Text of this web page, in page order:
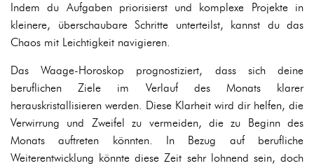
Indem du Aufgaben priorisierst und komplexe Projekte in
kleinere, überschaubare Schritte unterteilst, kannst du das
Chaos mit Leichtigkeit navigieren.
Das Waage-Horoskop prognostiziert, dass sich deine
beruflichen Ziele im Verlauf des Monats klarer
herauskristallisieren werden. Diese Klarheit wird dir helfen, die
Verwirrung und Zweifel zu vermeiden, die zu Beginn des
Monats auftreten könnten. In Bezug auf berufliche
Weiterentwicklung könnte diese Zeit sehr lohnend sein, doch